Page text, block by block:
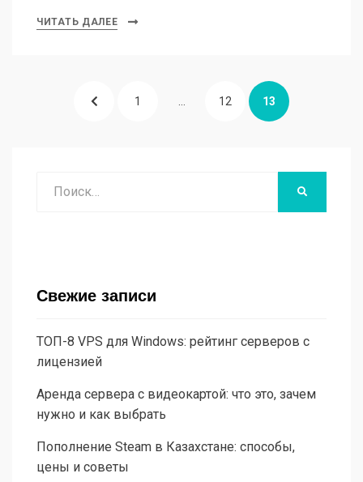
ЧИТАТЬ ДАЛЕЕ
ПагинацияПРЕДЫДУЩАЯ
СТРАНИЦА
1 СТРАНИЦА
12 СТРАНИЦА
13
Свежие записи
ТОП-8 VPS для Windows: рейтинг серверов с
лицензией
Аренда сервера с видеокартой: что это, зачем
нужно и как выбрать
Пополнение Steam в Казахстане: способы,
цены и советы